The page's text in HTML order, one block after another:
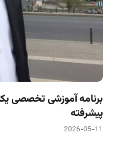
برنامه آموزشی تخصصی
پیشرفته
2026-05-11